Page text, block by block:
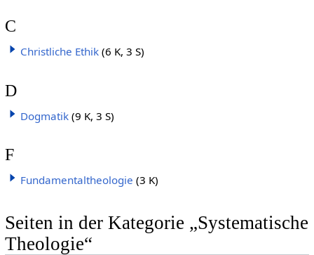
C
Christliche Ethik (6 K, 3 S)
D
Dogmatik (9 K, 3 S)
F
Fundamentaltheologie (3 K)
Seiten in der Kategorie „Systematische
Theologie“